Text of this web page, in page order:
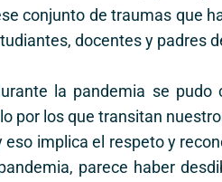
conjunto de traumas que
docentes y padres
la pandemia se
por los que transitan
implica el respeto y
parece haber